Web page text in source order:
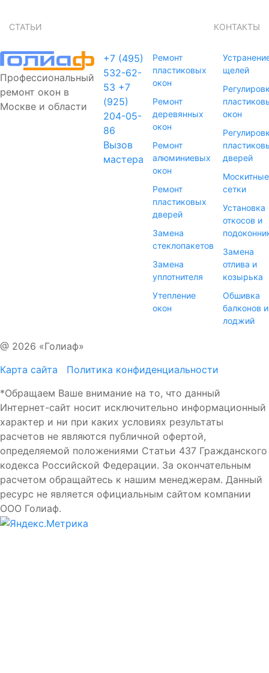
СТАТЬИ КОНТАКТЫ
Профессиональный
ремонт окон в
Москве и области
+7 (495)
532-62-
53 +7
(925)
204-05-
86
Вызов
мастера
Ремонт
пластиковых
окон
Ремонт
деревянных
окон
Ремонт
алюминиевых
окон
Ремонт
пластиковых
дверей
Замена
стеклопакетов
Замена
уплотнителя
Утепление
окон
щелей
окон
дверей
Москитные
сетки
Установка
откосов и
Замена
отлива и
козырька
Обшивка
балконов и
лоджий
@ 2026 «Голиаф»
Карта сайта
Политика конфиденциальности
*Обращаем Ваше внимание на то, что данный
Интернет-сайт носит исключительно информационный
характер и ни при каких условиях результаты
расчетов не являются публичной офертой,
определяемой положениями Статьи 437 Гражданского
кодекса Российской Федерации. За окончательным
расчетом обращайтесь к нашим менеджерам. Данный
ресурс не является официальным сайтом компании
ООО Голиаф.